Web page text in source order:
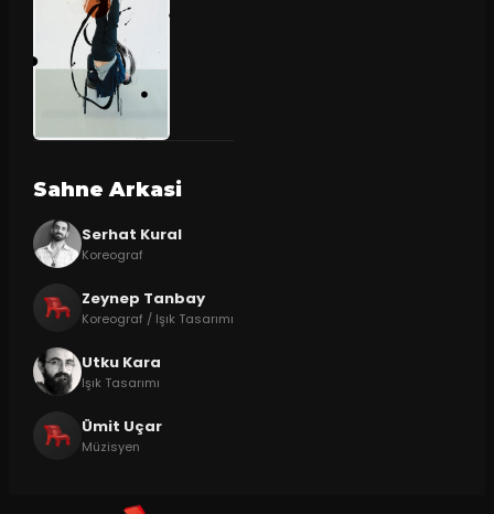
Sahne Arkasi
Serhat Kural
Koreograf
Zeynep Tanbay
Koreograf / Işık Tasarımı
Utku Kara
Işık Tasarımı
Ümit Uçar
Müzisyen